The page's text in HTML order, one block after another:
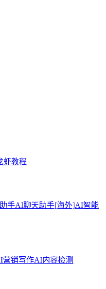
虾教程
手AI聊天助手[海外]AI智能
营销写作AI内容检测